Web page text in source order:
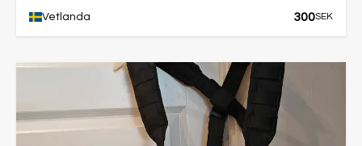
Vetlanda 300SEK